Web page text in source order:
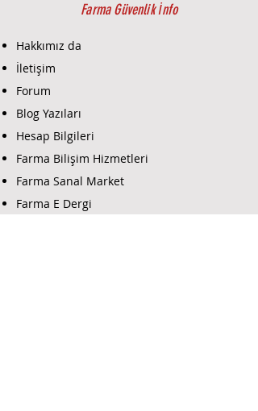
Farma Güvenlik İnfo
Hakkımız da
İletişim
Forum
Blog Yazıları
Hesap Bilgileri
Farma Bilişim Hizmetleri
Farma Sanal Market
Farma E Dergi